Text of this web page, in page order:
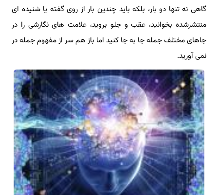
آموزش
گاهی نه تنها دو بار، بلكه باید چندین بار از روی گفته یا شنیده ای
منتشرشده بخوانید، عقب و جلو بروید، علامت های نگارشی را در
جاهای مختلف جمله جا به جا كنید اما باز هم سر از مفهوم جمله در
نمی آورید.